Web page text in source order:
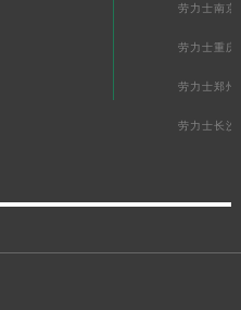
劳力士南京
劳力士重庆
劳力士郑州
劳力士长沙